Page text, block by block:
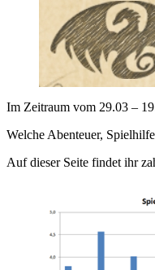
Im Zeitraum vom 29.03 –
Welche Abenteuer,
Auf dieser Seite findet ihr